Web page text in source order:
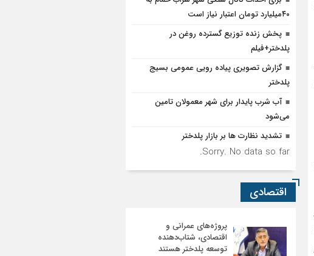
۴۰میلیارد تومان اعتبار نیاز است
پخش زنده توزیع گسترده روغن در
پلدختر+فیلم
گزارش تصویری پیاده رویی عمومی بسیج
پلدختر
آب شرب پایدار برای شهر معمولان تامین
می‌شود
تشدید نظارت ها بر بازار پلدختر
Sorry. No data so far.
اقتصادی
پروژه‌های عمرانی و
اقتصادی، شتاب‌دهنده
توسعه پلدختر هستند